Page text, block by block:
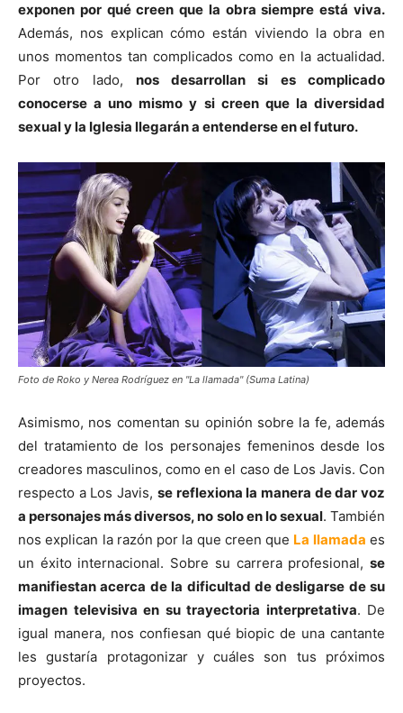
exponen por qué creen que la obra siempre está viva.
Además, nos explican cómo están viviendo la obra en
unos momentos tan complicados como en la actualidad.
Por otro lado, nos desarrollan si es complicado
conocerse a uno mismo y si creen que la diversidad
sexual y la Iglesia llegarán a entenderse en el futuro.
Foto de Roko y Nerea Rodríguez en "La llamada" (Suma Latina)
Asimismo, nos comentan su opinión sobre la fe, además
del tratamiento de los personajes femeninos desde los
creadores masculinos, como en el caso de Los Javis. Con
respecto a Los Javis, se reflexiona la manera de dar voz
a personajes más diversos, no solo en lo sexual. También
nos explican la razón por la que creen que La llamada es
un éxito internacional. Sobre su carrera profesional, se
manifiestan acerca de la dificultad de desligarse de su
imagen televisiva en su trayectoria interpretativa. De
igual manera, nos confiesan qué biopic de una cantante
les gustaría protagonizar y cuáles son tus próximos
proyectos.